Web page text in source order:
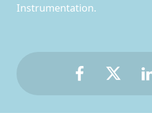
Instrumentation.